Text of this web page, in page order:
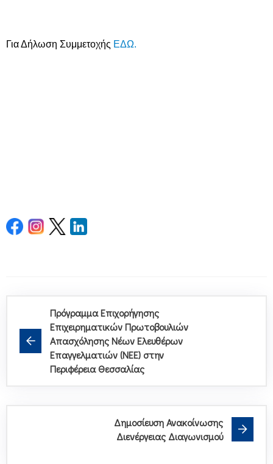
Για Δήλωση Συμμετοχής ΕΔΩ.
Πρόγραμμα Επιχορήγησης
Επιχειρηματικών Πρωτοβουλιών
Απασχόλησης Νέων Ελευθέρων
Επαγγελματιών (ΝΕΕ) στην
Περιφέρεια Θεσσαλίας
Δημοσίευση Ανακοίνωσης
Διενέργειας Διαγωνισμού